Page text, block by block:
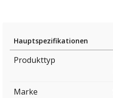
Hauptspezifikationen
Produkttyp
Marke